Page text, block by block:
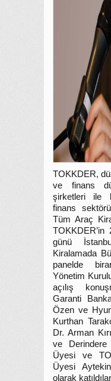
TOKKDER,
ve finans
şirketleri ile
finans
Tüm Araç
günü
Kiralamada
panelde
Yönetim
açılış
Garanti
Özen ve
Kurthan
Dr. Arman
ve Derindere
Üyesi ve
Üyesi
olarak